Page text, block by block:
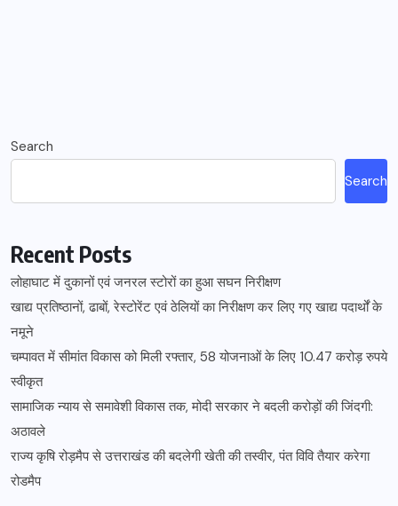
Search
Search
Recent Posts
लोहाघाट में दुकानों एवं जनरल स्टोरों का हुआ सघन निरीक्षण
खाद्य प्रतिष्ठानों, ढाबों, रेस्टोरेंट एवं ठेलियों का निरीक्षण कर लिए गए खाद्य पदार्थों के
नमूने
चम्पावत में सीमांत विकास को मिली रफ्तार, 58 योजनाओं के लिए 10.47 करोड़ रुपये
स्वीकृत
सामाजिक न्याय से समावेशी विकास तक, मोदी सरकार ने बदली करोड़ों की जिंदगी:
अठावले
राज्य कृषि रोड़मैप से उत्तराखंड की बदलेगी खेती की तस्वीर, पंत विवि तैयार करेगा
रोडमैप